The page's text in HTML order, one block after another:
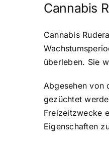
Cannabis
Cannabis
überleben. Sie
Abgesehen von
gezüchtet
Freizeitzwecke
Eigenschaften